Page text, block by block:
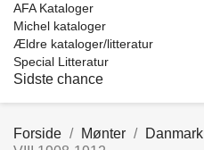
AFA Kataloger
Michel kataloger
Ældre kataloger/litteratur
Special Litteratur
Sidste chance
Forside Mønter Danmark